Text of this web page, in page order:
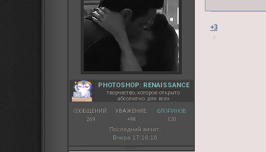
PHOTOSHOP: RENAISSANCE
творчество, которое открыто
абсолютно для всех
СООБЩЕНИЙ:
269
УВАЖЕНИЕ:
+98
ФЛОРИНОВ:
120
Последний визит:
Вчера 17:16:16
+3